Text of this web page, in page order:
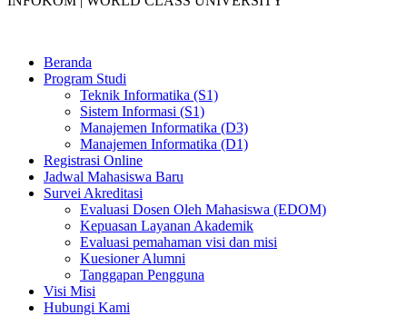
Beranda
Program Studi
Teknik Informatika (S1)
Sistem Informasi (S1)
Manajemen Informatika (D3)
Manajemen Informatika (D1)
Registrasi Online
Jadwal Mahasiswa Baru
Survei Akreditasi
Evaluasi Dosen Oleh Mahasiswa (EDOM)
Kepuasan Layanan Akademik
Evaluasi pemahaman visi dan misi
Kuesioner Alumni
Tanggapan Pengguna
Visi Misi
Hubungi Kami